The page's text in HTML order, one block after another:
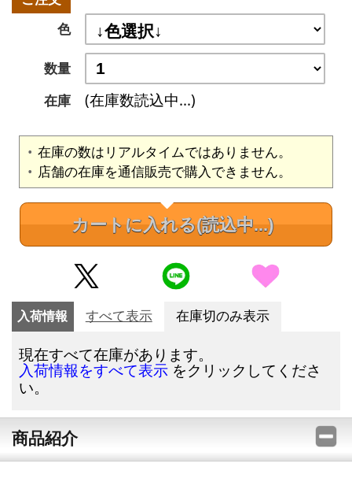
色
数量
在庫
(在庫数読込中...)
在庫の数はリアルタイムではありません。
店舗の在庫を通信販売で購入できません。
カートに入れる(読込中...)
入荷情報 すべて表示 在庫切のみ表示
現在すべて在庫があります。
入荷情報をすべて表示 をクリックしてくださ
い。
商品紹介